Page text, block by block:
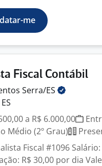
me
Fiscal Contábil
Serra/ES
a R$ 6.000,00
Médio (2º Grau)
Fiscal #1096
R$ 30,00 por dia